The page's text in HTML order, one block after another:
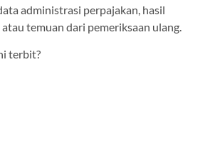
administrasi perpajakan, hasil
temuan dari pemeriksaan ulang.
terbit?